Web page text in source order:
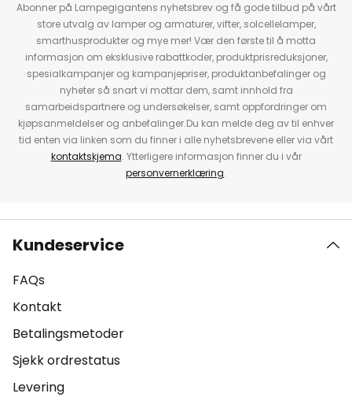
Abonner på Lampegigantens nyhetsbrev og få gode tilbud på vårt
store utvalg av lamper og armaturer, vifter, solcellelamper,
smarthusprodukter og mye mer! Vær den første til å motta
informasjon om eksklusive rabattkoder, produktprisreduksjoner,
spesialkampanjer og kampanjepriser, produktanbefalinger og
nyheter så snart vi mottar dem, samt innhold fra
samarbeidspartnere og undersøkelser, samt oppfordringer om
kjøpsanmeldelser og anbefalinger.Du kan melde deg av til enhver
tid enten via linken som du finner i alle nyhetsbrevene eller via vårt
kontaktskjema. Ytterligere informasjon finner du i vår
personvernerklæring.
Kundeservice
FAQs
Kontakt
Betalingsmetoder
Sjekk ordrestatus
Levering